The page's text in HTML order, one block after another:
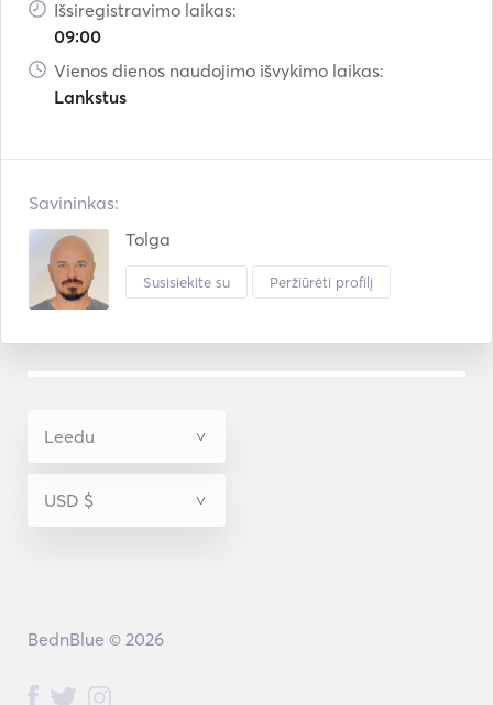
Išsiregistravimo laikas:
09:00
Vienos dienos naudojimo išvykimo laikas:
Lankstus
Savininkas:
Tolga
Susisiekite su Peržiūrėti profilį
BednBlue © 2026